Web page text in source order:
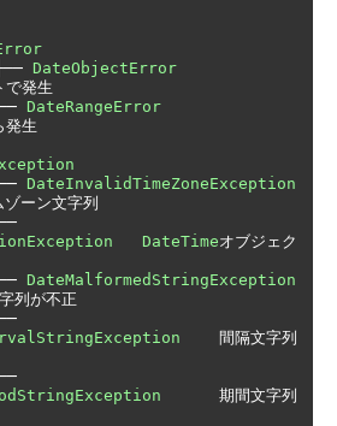
├── DateObjectError
で発生
DateRangeError
発生
DateInvalidTimeZoneException
ーン文字列
DateTimeオブジェク
DateMalformedStringException
列が不正
間隔文字列
期間文字列